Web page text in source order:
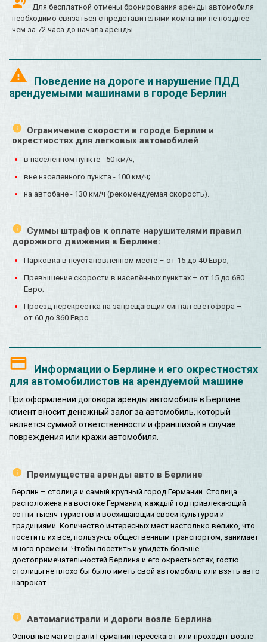
Для бесплатной отмены бронирования аренды автомобиля
необходимо связаться с представителями компании не позднее
чем за 72 часа до начала аренды.
Поведение на дороге и нарушение ПДД
арендуемыми машинами в городе Берлин
Ограничение скорости в городе Берлин и
окрестностях для легковых автомобилей
в населенном пункте - 50 км/ч;
вне населенного пункта - 100 км/ч;
на автобане - 130 км/ч (рекомендуемая скорость).
Суммы штрафов к оплате нарушителями правил
дорожного движения в Берлине:
Парковка в неустановленном месте – от 15 до 40 Евро;
Превышение скорости в населённых пунктах – от 15 до 680
Евро;
Проезд перекрестка на запрещающий сигнал светофора –
от 60 до 360 Евро.
Информации о Берлине и его окрестностях
для автомобилистов на арендуемой машине
При оформлении договора аренды автомобиля в Берлине
клиент вносит денежный залог за автомобиль, который
является суммой ответственности и франшизой в случае
повреждения или кражи автомобиля.
Преимущества аренды авто в Берлине
Берлин – столица и самый крупный город Германии. Столица
расположена на востоке Германии, каждый год привлекающий
сотни тысяч туристов и восхищающий своей культурой и
традициями. Количество интересных мест настолько велико, что
посетить их все, пользуясь общественным транспортом, занимает
много времени. Чтобы посетить и увидеть больше
достопримечательностей Берлина и его окрестностях, гостю
столицы не плохо бы было иметь свой автомобиль или взять авто
напрокат.
Автомагистрали и дороги возле Берлина
Основные магистрали Германии пересекают или проходят возле